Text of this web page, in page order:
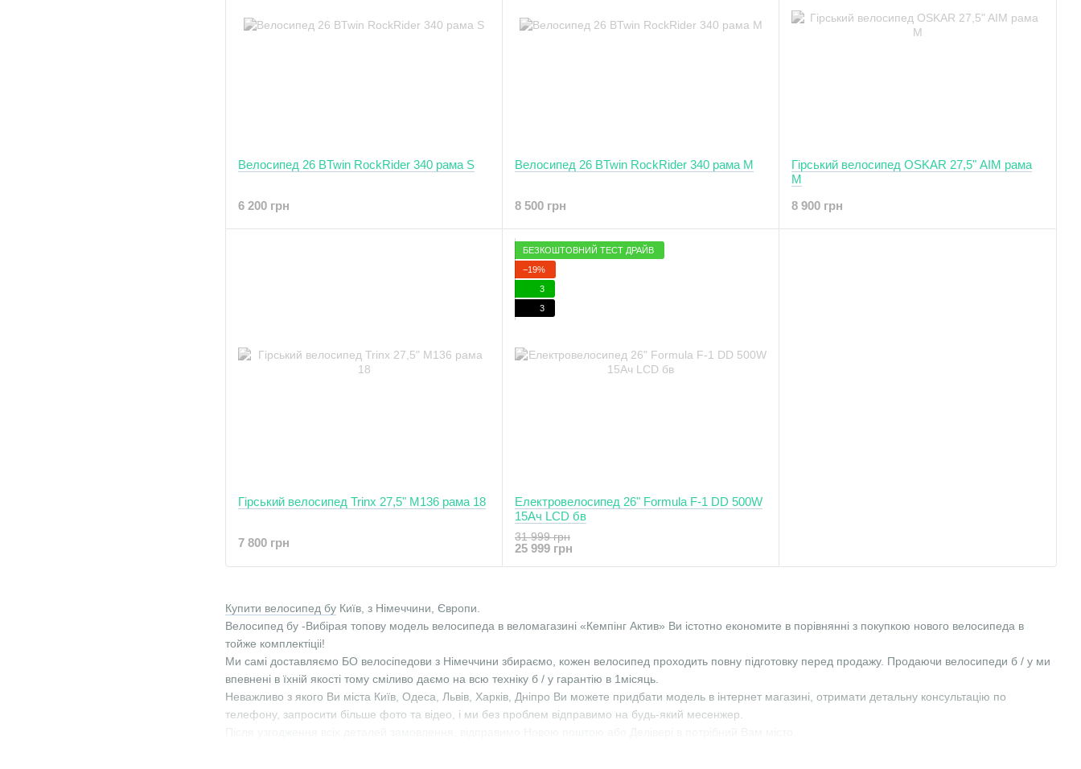
Купити велосипед бу Київ, з Німеччини, Європи.
Велосипед бу -Вибірая топову модель велосипеда в веломагазині «Кемпінг Актив» Ви істотно економите в порівнянні з покупкою нового велосипеда в
тойже комплектіціі!
Ми самі доставляємо БО велосіпедови з Німеччини збираємо, кожен велосипед проходить повну підготовку перед продажу. Продаючи велосипеди б / у ми
впевнені в їхній якості тому сміливо даємо на всю техніку б / у гарантію в 1місяць.
Неважливо з якого Ви міста Київ, Одеса, Львів, Харків, Дніпро Ви можете придбати модель в інтернет магазині, отримати детальну консультацію по
телефону, запросити більше фото та відео, і ми без проблем відправимо на будь-який месенжер.
Велосипед 26 BTwin RockRider 340 рама S
6 200 грн
Велосипед 26 BTwin RockRider 340 рама M
8 500 грн
Гірський велосипед OSKAR 27,5" AIM рама
М
8 900 грн
Гірський велосипед Trinx 27,5" М136 рама 18
7 800 грн
БЕЗКОШТОВНИЙ ТЕСТ ДРАЙВ
−19%
3
3
Електровелосипед 26" Formula F-1 DD 500W
15Aч LCD бв
31 999 грн
25 999 грн